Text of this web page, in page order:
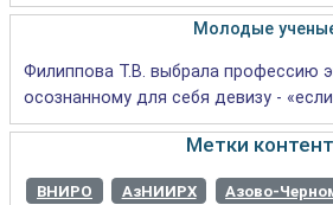
Молодые
Филиппова Т.В. выбрала профессию
осознанному для себя девизу -
Метки
ВНИРО АзНИИРХ
Азово-